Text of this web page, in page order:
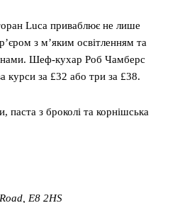
Luca приваблює не лише
з м’яким освітленням та
Шеф-кухар Роб Чамберс
курси за £32 або три за £38.
з броколі та корнішська
E8 2HS